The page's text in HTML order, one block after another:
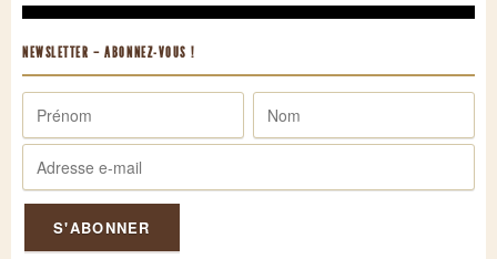
NEWSLETTER – ABONNEZ-VOUS !